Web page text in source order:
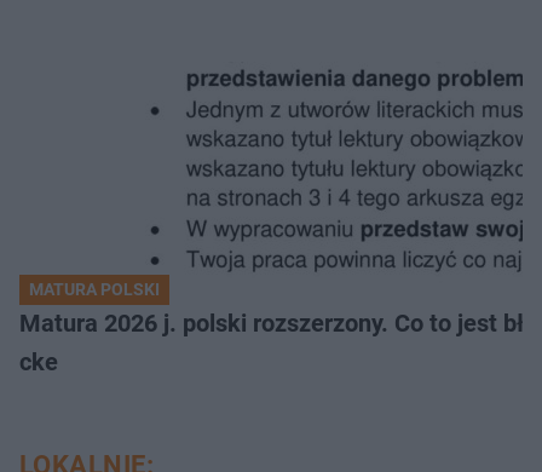
MATURA POLSKI
Matura 2026 j. polski rozszerzony. Co to jest
cke
LOKALNIE: